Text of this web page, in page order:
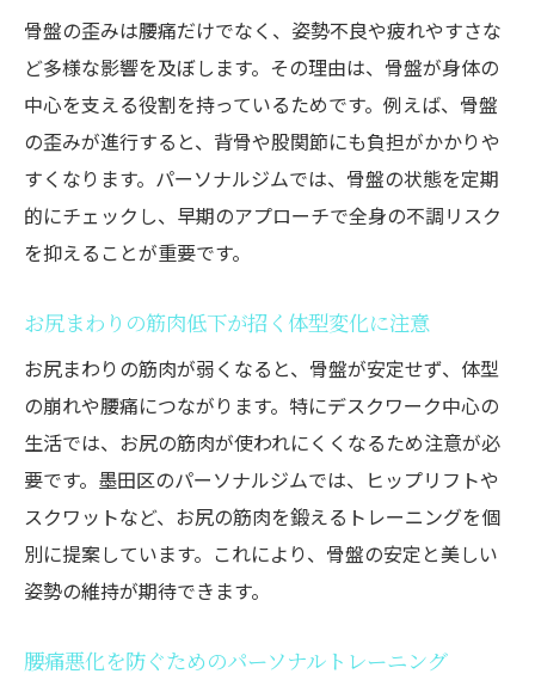
骨盤の歪みは腰痛だけでなく、姿勢不良や疲れやすさな
ど多様な影響を及ぼします。その理由は、骨盤が身体の
中心を支える役割を持っているためです。例えば、骨盤
の歪みが進行すると、背骨や股関節にも負担がかかりや
すくなります。パーソナルジムでは、骨盤の状態を定期
的にチェックし、早期のアプローチで全身の不調リスク
を抑えることが重要です。
お尻まわりの筋肉低下が招く体型変化に注意
お尻まわりの筋肉が弱くなると、骨盤が安定せず、体型
の崩れや腰痛につながります。特にデスクワーク中心の
生活では、お尻の筋肉が使われにくくなるため注意が必
要です。墨田区のパーソナルジムでは、ヒップリフトや
スクワットなど、お尻の筋肉を鍛えるトレーニングを個
別に提案しています。これにより、骨盤の安定と美しい
姿勢の維持が期待できます。
腰痛悪化を防ぐためのパーソナルトレーニング